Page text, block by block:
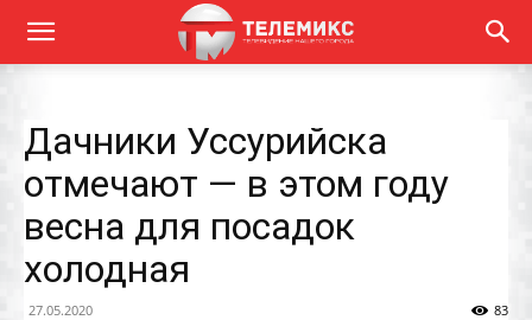
Дачники Уссурийска
отмечают — в этом году
весна для посадок
холодная
27.05.2020 83